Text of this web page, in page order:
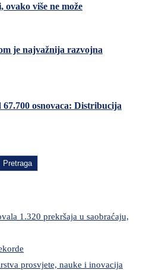
više ne može
je najvažnija razvojna
osnovaca: Distribucija
Pretraga
1.320 prekršaja u saobraćaju,
prosvjete, nauke i inovacija